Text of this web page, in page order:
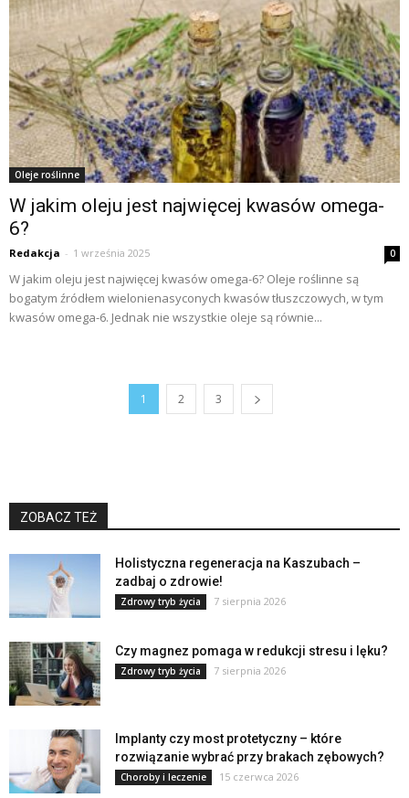
Oleje roślinne
W jakim oleju jest najwięcej kwasów omega-
6?
Redakcja - 1 września 2025 0
W jakim oleju jest najwięcej kwasów omega-6? Oleje roślinne są
bogatym źródłem wielonienasyconych kwasów tłuszczowych, w tym
kwasów omega-6. Jednak nie wszystkie oleje są równie...
1 2 3
ZOBACZ TEŻ
Holistyczna regeneracja na Kaszubach –
zadbaj o zdrowie!
Zdrowy tryb życia 7 sierpnia 2026
Czy magnez pomaga w redukcji stresu i lęku?
Zdrowy tryb życia 7 sierpnia 2026
Implanty czy most protetyczny – które
rozwiązanie wybrać przy brakach zębowych?
Choroby i leczenie 15 czerwca 2026